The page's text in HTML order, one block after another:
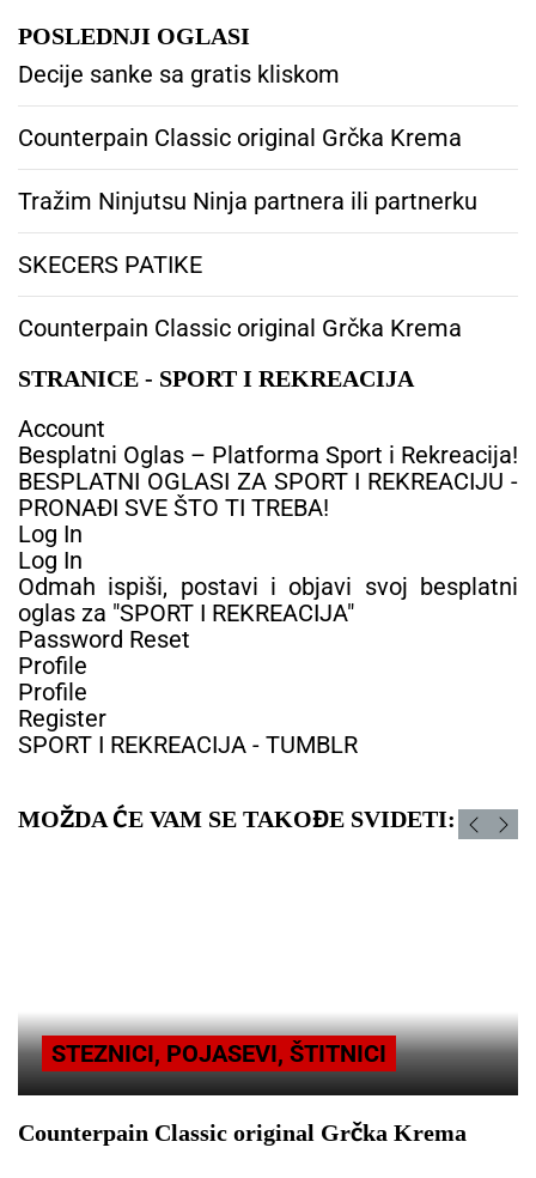
i
g
i
j
a
l
a
n
c
m
POSLEDNJI OGLASI
Decije sanke sa gratis kliskom
Counterpain Classic original Grčka Krema
Tražim Ninjutsu Ninja partnera ili partnerku
SKECERS PATIKE
Counterpain Classic original Grčka Krema
STRANICE - SPORT I REKREACIJA
Account
Besplatni Oglas – Platforma Sport i Rekreacija!
BESPLATNI OGLASI ZA SPORT I REKREACIJU -
PRONAĐI SVE ŠTO TI TREBA!
Log In
Log In
Odmah ispiši, postavi i objavi svoj besplatni
oglas za "SPORT I REKREACIJA"
Password Reset
Profile
Profile
Register
SPORT I REKREACIJA - TUMBLR
MOŽDA ĆE VAM SE TAKOĐE SVIDETI:
STEZNICI, POJASEVI, ŠTITNICI
Counterpain Classic original Grčka Krema